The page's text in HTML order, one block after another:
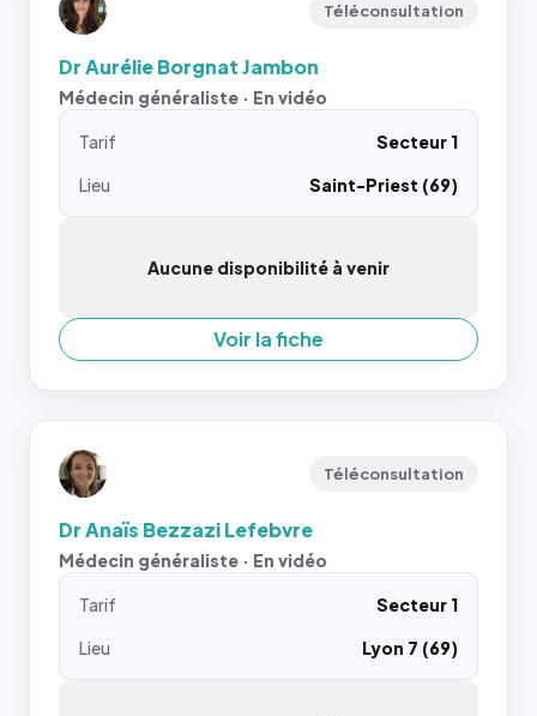
Téléconsultation
Dr Aurélie Borgnat Jambon
Médecin généraliste · En vidéo
Tarif
Secteur 1
Lieu
Saint-Priest (69)
Aucune disponibilité à venir
Voir la fiche
Téléconsultation
Dr Anaïs Bezzazi Lefebvre
Médecin généraliste · En vidéo
Tarif
Secteur 1
Lieu
Lyon 7 (69)